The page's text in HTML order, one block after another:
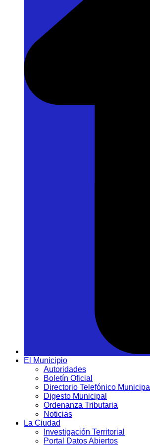
El Municipio
Autoridades
Boletín Oficial
Directorio Telefónico Municipal
Digesto Municipal
Ordenanza Tributaria
Noticias
La Ciudad
Investigación Territorial
Portal Datos Abiertos